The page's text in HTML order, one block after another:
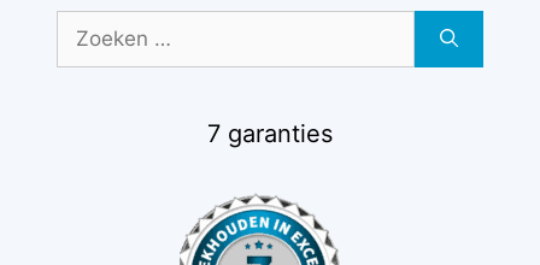
Zoek
7 garanties